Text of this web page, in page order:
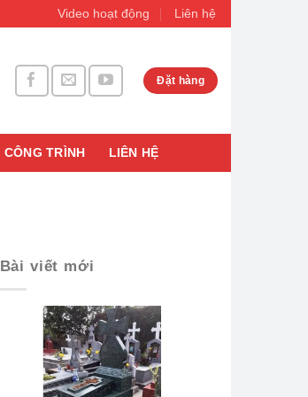
Video hoạt động Liên hệ
Đặt hàng
CÔNG TRÌNH LIÊN HỆ
Bài viết mới